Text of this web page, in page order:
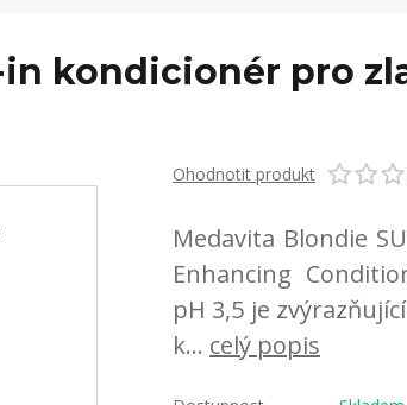
kondicionér pro
Ohodnotit produkt
Medavita Blondie
Enhancing
pH 3,5 je
k... celý popis